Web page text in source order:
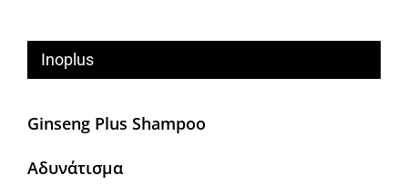
Inoplus
Ginseng Plus Shampoo
Αδυνάτισμα